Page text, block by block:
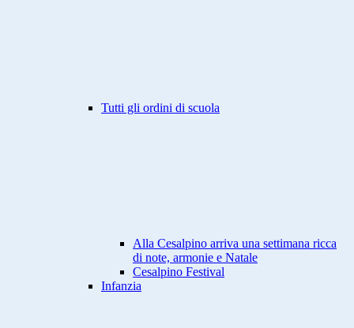
Tutti gli ordini di scuola
Alla Cesalpino arriva una settimana ricca
di note, armonie e Natale
Cesalpino Festival
Infanzia